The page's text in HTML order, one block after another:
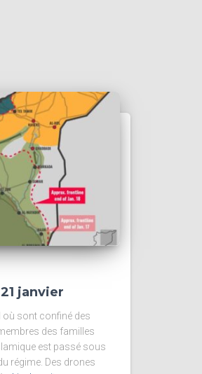
janvier
où sont confiné des
des familles
est passé sous
régime. Des drones